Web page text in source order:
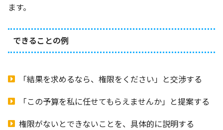
ます。
できることの例
「結果を求めるなら、権限をください」と交渉する
「この予算を私に任せてもらえませんか」と提案する
権限がないとできないことを、具体的に説明する